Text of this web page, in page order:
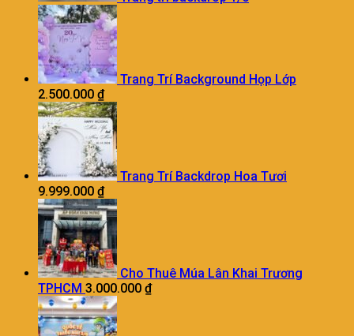
Trang Trí Background Họp Lớp
2.500.000 ₫
Trang Trí Backdrop Hoa Tươi
9.999.000 ₫
Cho Thuê Múa Lân Khai Trương
TPHCM 3.000.000 ₫